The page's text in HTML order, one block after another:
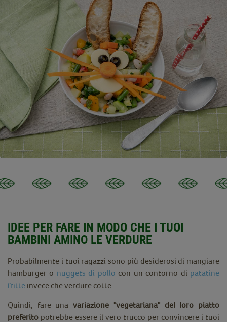
IDEE PER FARE IN MODO CHE I TUOI
BAMBINI AMINO LE VERDURE
Probabilmente i tuoi ragazzi sono più desiderosi di mangiare
hamburger o nuggets di pollo con un contorno di patatine
fritte invece che verdure cotte.
Quindi, fare unavariazione "vegetariana" del loro piatto
preferito potrebbe essere il vero trucco per convincere i tuoi